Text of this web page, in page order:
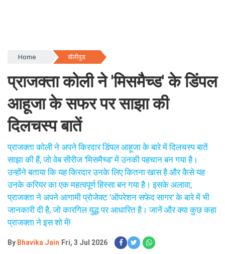
Home बॉलीवुड
प्राजक्ता कोली ने 'मिसमैच्ड' के डिंपल
आहूजा के सफर पर साझा की
दिलचस्प बातें
प्राजक्ता कोली ने अपने किरदार डिंपल आहूजा के बारे में दिलचस्प बातें
साझा की हैं, जो वेब सीरीज 'मिसमैच्ड' में उनकी पहचान बन गया है।
उन्होंने बताया कि यह किरदार उनके लिए कितना खास है और कैसे यह
उनके करियर का एक महत्वपूर्ण हिस्सा बन गया है। इसके अलावा,
प्राजक्ता ने अपने आगामी प्रोजेक्ट 'ऑपरेशन सफेद सागर' के बारे में भी
जानकारी दी है, जो कारगिल युद्ध पर आधारित है। जानें और क्या कुछ कहा
प्राजक्ता ने इस शो में!
By Bhavika Jain Fri, 3 Jul 2026